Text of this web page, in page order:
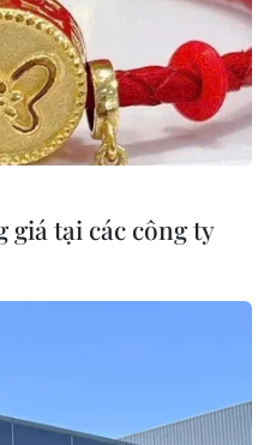
giá tại các công ty